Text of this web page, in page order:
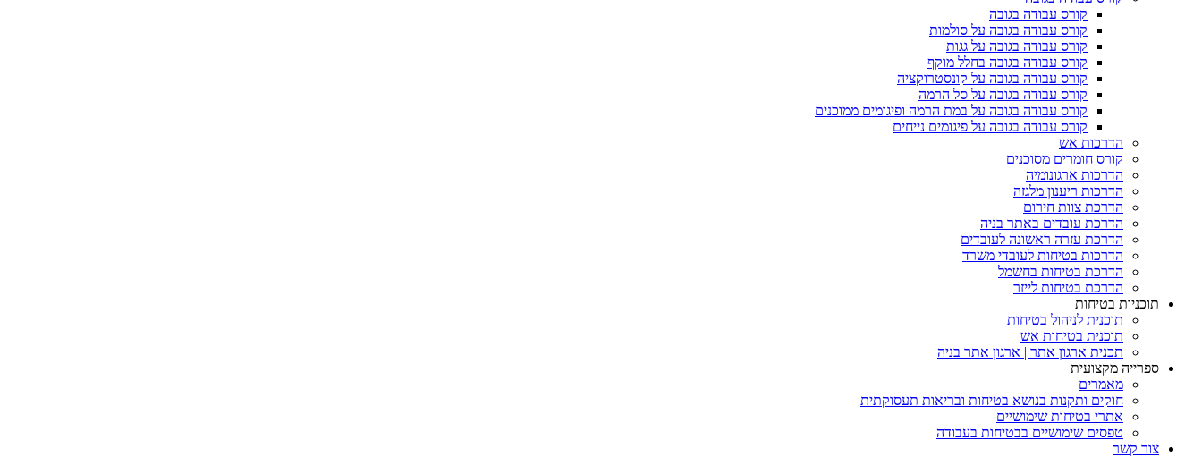
קורס עבודה בגובה
קורס עבודה בגובה על סולמות
קורס עבודה בגובה על גגות
קורס עבודה בגובה בחלל מוקף
קורס עבודה בגובה על קונסטרוקציה
קורס עבודה בגובה על סל הרמה
קורס עבודה בגובה על במת הרמה ופיגומים ממוכנים
קורס עבודה בגובה על פיגומים נייחים
הדרכות אש
קורס חומרים מסוכנים
הדרכות ארגונומיה
הדרכות ריענון מלגזה
הדרכת צוות חירום
הדרכת עובדים באתר בניה
הדרכת עזרה ראשונה לעובדים
הדרכות בטיחות לעובדי משרד
הדרכת בטיחות בחשמל
הדרכת בטיחות לייזר
תוכניות בטיחות
תוכנית לניהול בטיחות
תוכנית בטיחות אש
תכנית ארגון אתר | ארגון אתר בניה
ספרייה מקצועית
מאמרים
חוקים ותקנות בנושא בטיחות ובריאות תעסוקתית
אתרי בטיחות שימושיים
טפסים שימושיים בבטיחות בעבודה
צור קשר